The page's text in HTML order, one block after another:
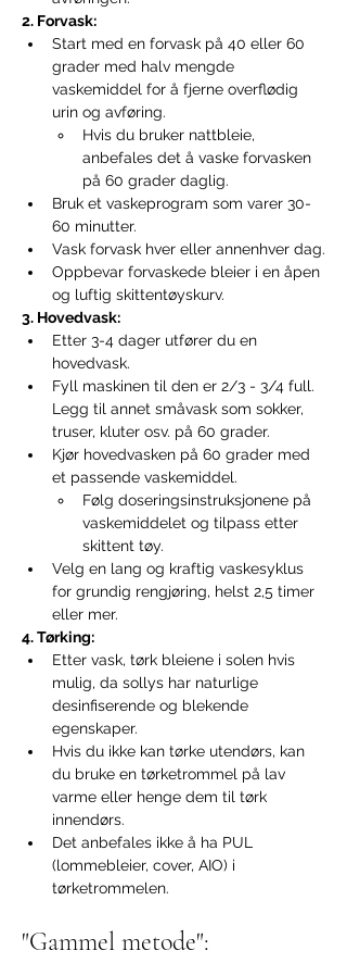
2. Forvask:
Start med en forvask på 40 eller 60
grader med halv mengde
vaskemiddel for å fjerne overflødig
urin og avføring.
Hvis du bruker nattbleie,
anbefales det å vaske forvasken
på 60 grader daglig.
Bruk et vaskeprogram som varer 30-
60 minutter.
Vask forvask hver eller annenhver dag.
Oppbevar forvaskede bleier i en åpen
og luftig skittentøyskurv.
3. Hovedvask:
Etter 3-4 dager utfører du en
hovedvask.
Fyll maskinen til den er 2/3 - 3/4 full.
Legg til annet småvask som sokker,
truser, kluter osv. på 60 grader.
Kjør hovedvasken på 60 grader med
et passende vaskemiddel.
Følg doseringsinstruksjonene på
vaskemiddelet og tilpass etter
skittent tøy.
Velg en lang og kraftig vaskesyklus
for grundig rengjøring, helst 2,5 timer
eller mer.
4. Tørking:
Etter vask, tørk bleiene i solen hvis
mulig, da sollys har naturlige
desinfiserende og blekende
egenskaper.
Hvis du ikke kan tørke utendørs, kan
du bruke en tørketrommel på lav
varme eller henge dem til tørk
innendørs.
Det anbefales ikke å ha PUL
(lommebleier, cover, AIO) i
tørketrommelen.
"Gammel metode":